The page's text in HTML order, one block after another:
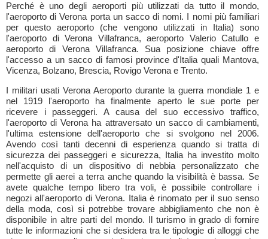
Perché è uno degli aeroporti più utilizzati da tutto il mondo,
l'aeroporto di Verona porta un sacco di nomi. I nomi più familiari
per questo aeroporto (che vengono utilizzati in Italia) sono
l'aeroporto di Verona Villafranca, aeroporto Valerio Catullo e
aeroporto di Verona Villafranca. Sua posizione chiave offre
l'accesso a un sacco di famosi province d'Italia quali Mantova,
Vicenza, Bolzano, Brescia, Rovigo Verona e Trento.
I militari usati Verona Aeroporto durante la guerra mondiale 1 e
nel 1919 l'aeroporto ha finalmente aperto le sue porte per
ricevere i passeggeri. A causa del suo eccessivo traffico,
l'aeroporto di Verona ha attraversato un sacco di cambiamenti,
l'ultima estensione dell'aeroporto che si svolgono nel 2006.
Avendo così tanti decenni di esperienza quando si tratta di
sicurezza dei passeggeri e sicurezza, Italia ha investito molto
nell'acquisto di un dispositivo di nebbia personalizzato che
permette gli aerei a terra anche quando la visibilità è bassa. Se
avete qualche tempo libero tra voli, è possibile controllare i
negozi all'aeroporto di Verona. Italia è rinomato per il suo senso
della moda, così si potrebbe trovare abbigliamento che non è
disponibile in altre parti del mondo. Il turismo in grado di fornire
tutte le informazioni che si desidera tra le tipologie di alloggi che